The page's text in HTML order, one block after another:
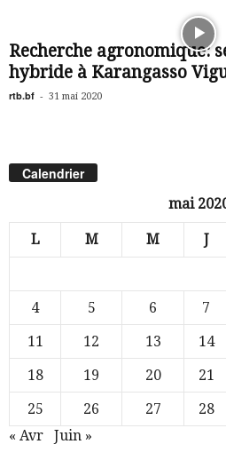
Recherche agronomique:
hybride à Karangasso
rtb.bf - 31 mai 2020
Calendrier
mai
L M M J
4
5 6 7
11
12 13 14
18
19 20 21
25
26 27 28
« Avr
Juin »